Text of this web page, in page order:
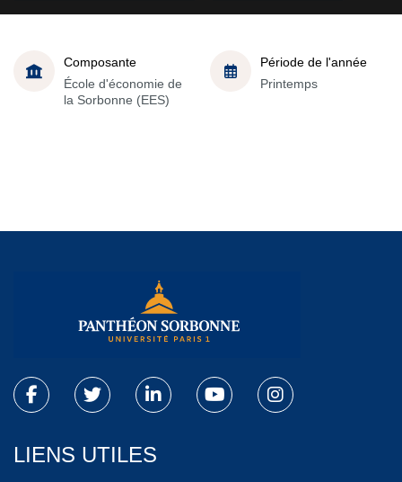
Composante
École d'économie de
la Sorbonne (EES)
Période de l'année
Printemps
LIENS UTILES